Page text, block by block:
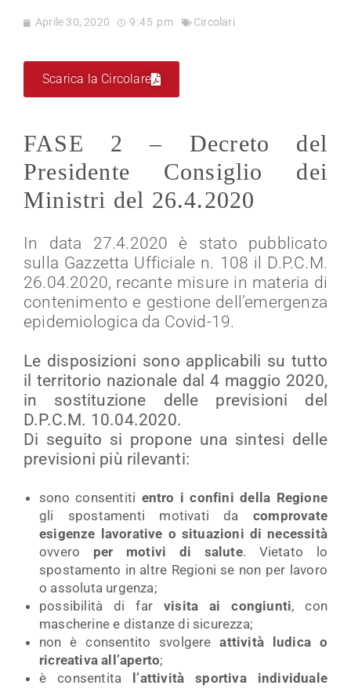
Aprile 30, 2020 9:45 pm Circolari
Scarica la Circolare
FASE 2 – Decreto del
Presidente Consiglio dei
Ministri del 26.4.2020
In data 27.4.2020 è stato pubblicato
sulla Gazzetta Ufficiale n. 108 il D.P.C.M.
26.04.2020, recante misure in materia di
contenimento e gestione dell’emergenza
epidemiologica da Covid-19.
Le disposizioni sono applicabili su tutto
il territorio nazionale dal 4 maggio 2020,
in sostituzione delle previsioni del
D.P.C.M. 10.04.2020.
Di seguito si propone una sintesi delle
previsioni più rilevanti:
sono consentiti entro i confini della Regione
gli spostamenti motivati da comprovate
esigenze lavorative o situazioni di necessità
ovvero per motivi di salute. Vietato lo
spostamento in altre Regioni se non per lavoro
o assoluta urgenza;
possibilità di far visita ai congiunti, con
mascherine e distanze di sicurezza;
non è consentito svolgere attività ludica o
ricreativa all’aperto;
è consentita
l’attività sportiva individuale